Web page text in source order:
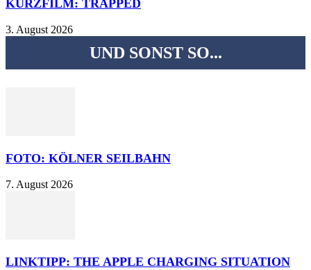
KURZFILM: TRAPPED
3. August 2026
UND SONST SO...
FOTO: KÖLNER SEILBAHN
7. August 2026
LINKTIPP: THE APPLE CHARGING SITUATION